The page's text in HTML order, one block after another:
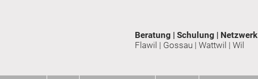
Beratung | Schulung | Netzwerk
Flawil | Gossau | Wattwil | Wil